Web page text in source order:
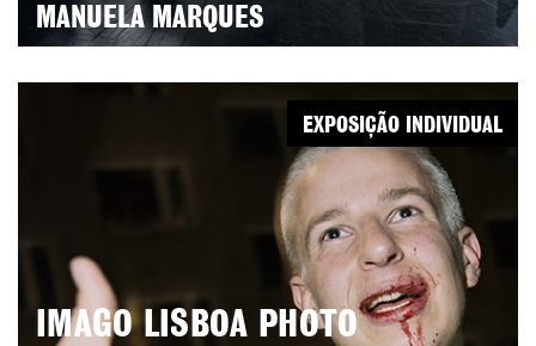
MANUELA MARQUES
IMAGO LISBOA PHOTO
EXPOSIÇÃO INDIVIDUAL